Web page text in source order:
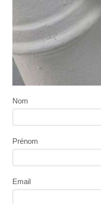
Nom
Prénom
Email